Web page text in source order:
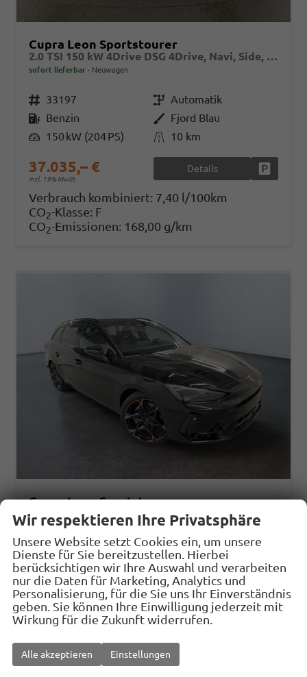
Cupra Leon Sportstourer
2.0 TSI 150 kW 4Drive DSG 4Drive, Navi, Side, Matrix, el. Klappe, 18-Zoll, 5 J.-Garantie
sofort lieferbar Neuwagen
Fahrzeugnr. 33197 GetriebeAutomatik
Kraftstoff Benzin AußenfarbeFjord Blau
Leistung 150 kW (204 PS) Kilometerstand 10 km
37.035,– €
incl. 19% MwSt.
Details
Verbrauch kombiniert: 7,40 l/100km
CO2-Klasse: F
CO2-Emissionen: 168,00 g/km
Cupra Leon Sportstourer
sofort lieferbar Neuwagen
Fahrzeugnr.33011 Getriebe
KraftstoffDiesel Außenfarbe
0E - Midnight Black Met.
Leistung110 kW (150 PS)
37.187,– € Details
Verbrauch kombiniert:4,90 l/100km
CO -Klasse: D
Wir respektieren Ihre Privatsphäre
Unsere Website setzt Cookies ein, um unsere
Dienste für Sie bereitzustellen. Hierbei
berücksichtigen wir Ihre Auswahl und verarbeiten
nur die Daten für Marketing, Analytics und
Personalisierung, für die Sie uns Ihr Einverständnis
geben. Sie können Ihre Einwilligung jederzeit mit
Wirkung für die Zukunft widerrufen.
Alle akzeptieren Einstellungen